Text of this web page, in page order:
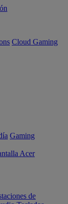
Cloud Gaming
Gaming
Acer
de